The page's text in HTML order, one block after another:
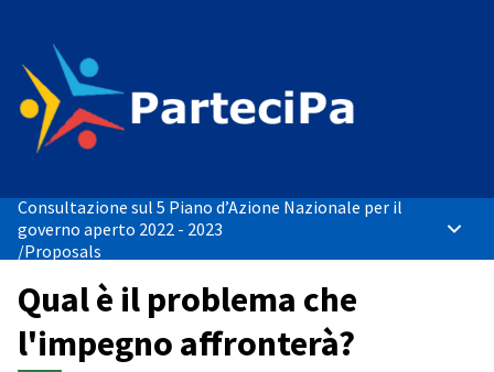
Consultazione sul 5 Piano d’Azione Nazionale per il
governo aperto 2022 - 2023
/Proposals
Main
Qual è il problema che
l'impegno affronterà?